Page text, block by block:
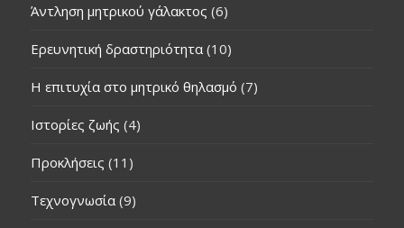
Άντληση μητρικού γάλακτος (6)
Ερευνητική δραστηριότητα(10)
Η επιτυχία στο μητρικό θηλασμό (7)
Ιστορίες ζωής (4)
Προκλήσεις (11)
Τεχνογνωσία(9)